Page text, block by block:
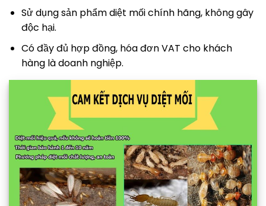
Sử dụng sản phẩm diệt mối chính hãng, không gây
độc hại.
Có đầy đủ hợp đồng, hóa đơn VAT cho khách
hàng là doanh nghiệp.